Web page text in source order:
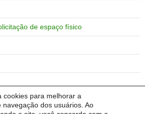
cookies para melhorar a
navegação dos usuários. Ao
de espaço físico
Bagé